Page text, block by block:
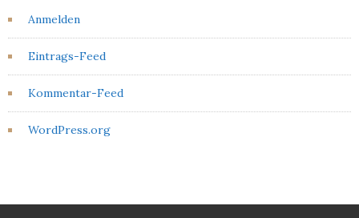
Anmelden
Eintrags-Feed
Kommentar-Feed
WordPress.org